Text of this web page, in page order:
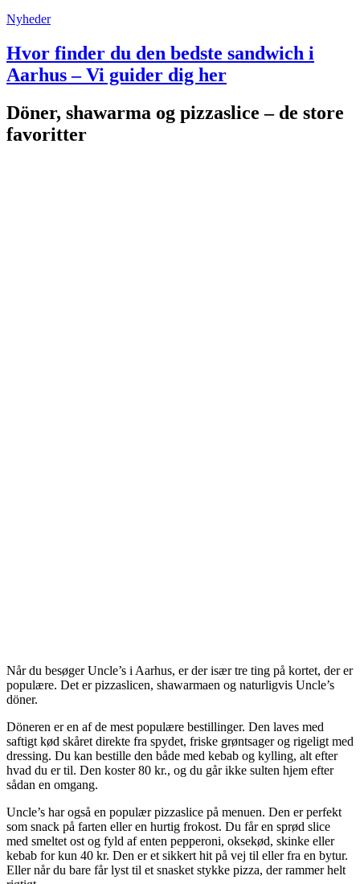
Nyheder
Hvor finder du den bedste sandwich i
Aarhus – Vi guider dig her
Döner, shawarma og pizzaslice – de store
favoritter
Når du besøger Uncle’s i Aarhus, er der især tre ting på kortet, der er
populære. Det er pizzaslicen, shawarmaen og naturligvis Uncle’s
döner.
Döneren er en af de mest populære bestillinger. Den laves med
saftigt kød skåret direkte fra spydet, friske grøntsager og rigeligt med
dressing. Du kan bestille den både med kebab og kylling, alt efter
hvad du er til. Den koster 80 kr., og du går ikke sulten hjem efter
sådan en omgang.
Uncle’s har også en populær pizzaslice på menuen. Den er perfekt
som snack på farten eller en hurtig frokost. Du får en sprød slice
med smeltet ost og fyld af enten pepperoni, oksekød, skinke eller
kebab for kun 40 kr. Den er et sikkert hit på vej til eller fra en bytur.
Eller når du bare får lyst til et snasket stykke pizza, der rammer helt